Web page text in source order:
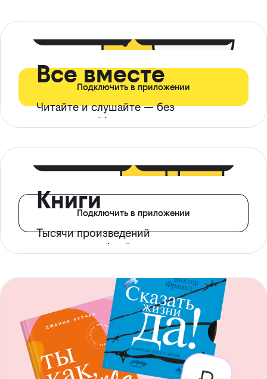
Все вместе
Читайте и слушайте — без
ограничений*
Подключить в приложении
Книги
Тысячи произведений
с доступом офлайн
Подключить в приложении